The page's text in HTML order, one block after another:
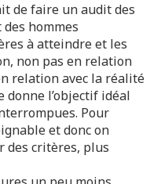
de faire un audit des
hommes
à atteindre et les
non pas en relation
relation avec la réalité
donne l’objectif idéal
Pour
et donc on
des critères, plus